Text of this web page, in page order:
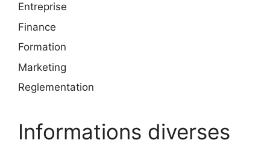
Entreprise
Finance
Formation
Marketing
Reglementation
Informations diverses